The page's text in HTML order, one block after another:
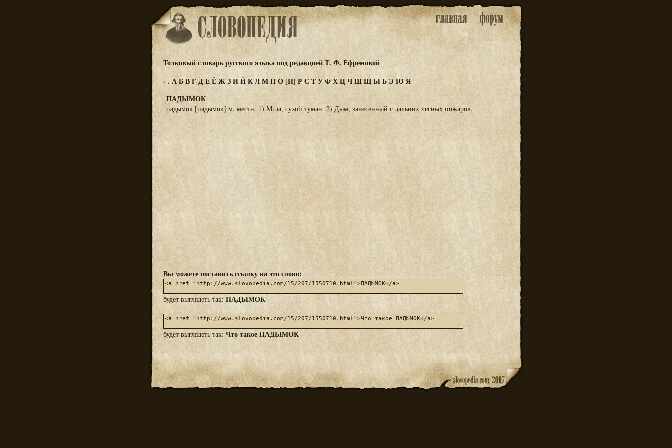
Толковый словарь русского языка под редакцией Т. Ф. Ефремовой
-. АБВГДЕЁЖЗИЙКЛМНО [П] Р С ТУФХЦЧШЩЫЬ Э Ю Я
ПАДЫМОК
падымок [падымок] м. местн. 1) Мгла, сухой туман. 2) Дым, занесенный с дальних лесных пожаров.
Вы можете поставить ссылку на это слово:
будет выглядеть так:ПАДЫМОК
будет выглядеть так: Что такое ПАДЫМОК